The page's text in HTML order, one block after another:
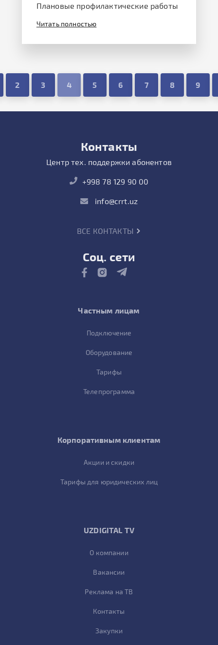
Плановые профилактические работы
Читать полностью
2 3 4 5 6 7 8 9
Контакты
Центр тех. поддержки абонентов
+998 78 129 90 00
info@crrt.uz
ВСЕ КОНТАКТЫ
Соц. сети
Частным лицам
Подключение
Оборудование
Тарифы
Телепрограмма
Корпоративным клиентам
Акции и скидки
Тарифы для юридических лиц
UZDIGITAL TV
О компании
Вакансии
Реклама на ТВ
Контакты
Закупки